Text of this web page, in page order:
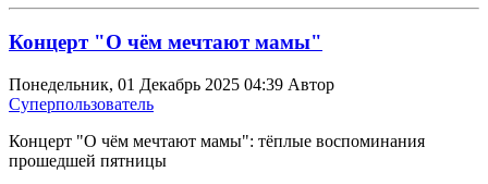
Концерт "О чём мечтают мамы"
Понедельник, 01 Декабрь 2025 04:39 Автор
Суперпользователь
Концерт "О чём мечтают мамы": тёплые воспоминания
прошедшей пятницы